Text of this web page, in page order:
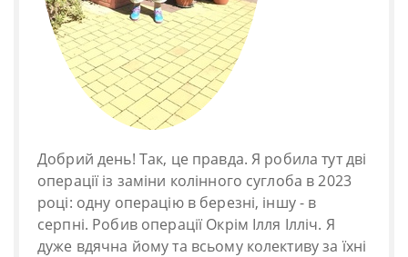
Добрий день! Так, це правда. Я робила тут дві
операції із заміни колінного суглоба в 2023
році: одну операцію в березні, іншу - в
серпні. Робив операції Окрім Ілля Ілліч. Я
дуже вдячна йому та всьому колективу за їхні